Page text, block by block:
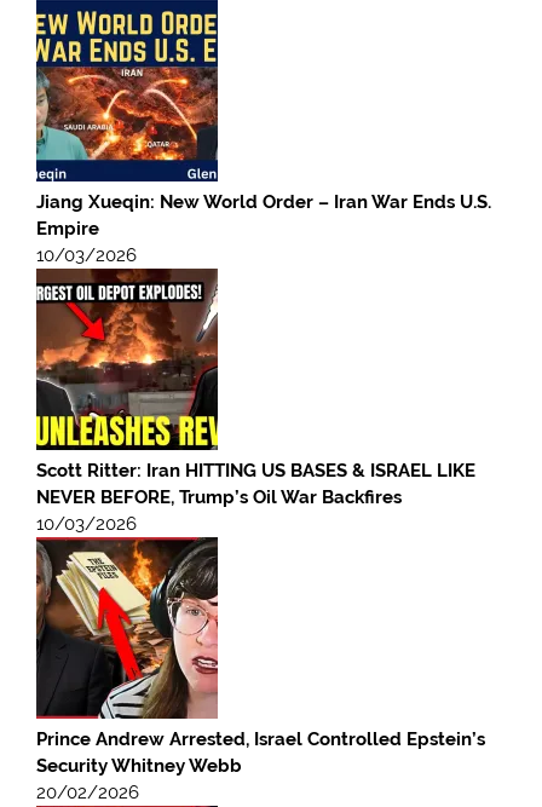
Jiang Xueqin: New World Order – Iran War Ends U.S.
Empire
10/03/2026
Scott Ritter: Iran HITTING US BASES & ISRAEL LIKE
NEVER BEFORE, Trump’s Oil War Backfires
10/03/2026
Prince Andrew Arrested, Israel Controlled Epstein’s
Security Whitney Webb
20/02/2026